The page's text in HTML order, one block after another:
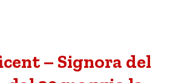
– Signora del